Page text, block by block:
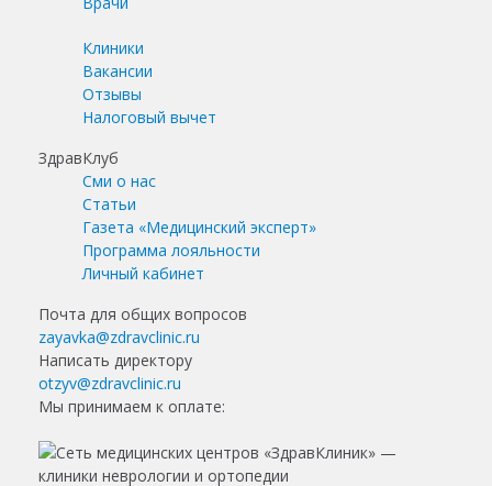
Клиники
Вакансии
Отзывы
Налоговый вычет
ЗдравКлуб
Сми о нас
Статьи
Газета «Медицинский эксперт»
Программа лояльности
Личный кабинет
Почта для общих вопросов
zayavka@zdravclinic.ru
Написать директору
otzyv@zdravclinic.ru
Мы принимаем к оплате: